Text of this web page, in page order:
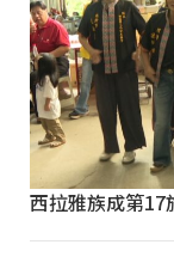
西拉雅族成第17